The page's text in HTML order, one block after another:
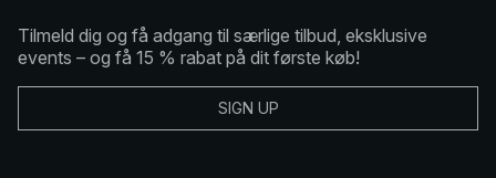
Tilmeld dig og få adgang til særlige tilbud, eksklusive
events – og få 15 % rabat på dit første køb!
SIGN UP